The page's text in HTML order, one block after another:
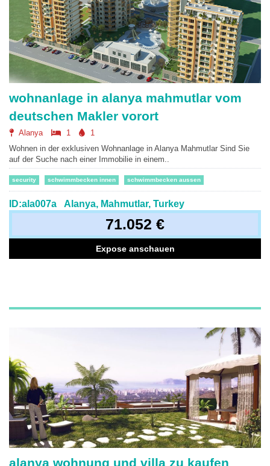
wohnanlage in alanya mahmutlar vom
deutschen Makler vorort
Alanya 1
1
Wohnen in der exklusiven Wohnanlage in Alanya Mahmutlar Sind Sie
auf der Suche nach einer Immobilie in einem..
security schwimmbecken innen schwimmbecken aussen
ID:ala007a Alanya, Mahmutlar, Turkey
71.052 €
Expose anschauen
alanya wohnung und villa zu kaufen